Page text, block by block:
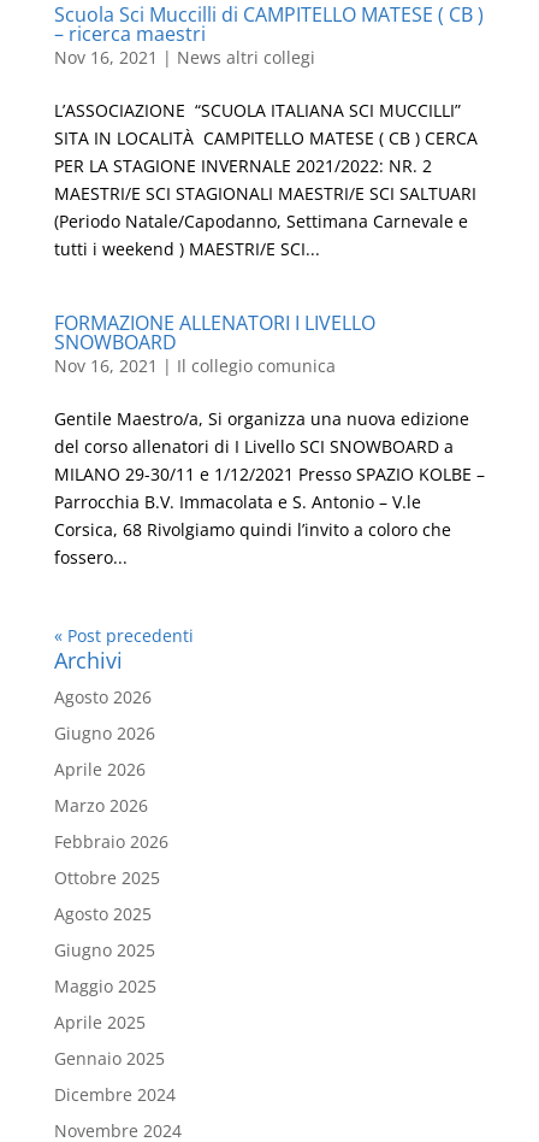
Scuola Sci Muccilli di CAMPITELLO MATESE ( CB )
– ricerca maestri
Nov 16, 2021 | News altri collegi
L’ASSOCIAZIONE “SCUOLA ITALIANA SCI MUCCILLI”
SITA IN LOCALITÀ CAMPITELLO MATESE ( CB ) CERCA
PER LA STAGIONE INVERNALE 2021/2022: NR. 2
MAESTRI/E SCI STAGIONALI MAESTRI/E SCI SALTUARI
(Periodo Natale/Capodanno, Settimana Carnevale e
tutti i weekend ) MAESTRI/E SCI...
FORMAZIONE ALLENATORI I LIVELLO
SNOWBOARD
Nov 16, 2021 | Il collegio comunica
Gentile Maestro/a, Si organizza una nuova edizione
del corso allenatori di I Livello SCI SNOWBOARD a
MILANO 29-30/11 e 1/12/2021 Presso SPAZIO KOLBE –
Parrocchia B.V. Immacolata e S. Antonio – V.le
Corsica, 68 Rivolgiamo quindi l’invito a coloro che
fossero...
« Post precedenti
Archivi
Agosto 2026
Giugno 2026
Aprile 2026
Marzo 2026
Febbraio 2026
Ottobre 2025
Agosto 2025
Giugno 2025
Maggio 2025
Aprile 2025
Gennaio 2025
Dicembre 2024
Novembre 2024